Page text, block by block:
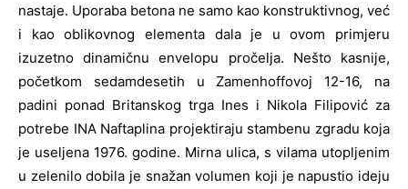
nastaje. Uporaba betona ne samo kao konstruktivnog, već
i kao oblikovnog elementa dala je u ovom primjeru
izuzetno dinamičnu envelopu pročelja. Nešto kasnije,
početkom sedamdesetih u Zamenhoffovoj 12-16, na
padini ponad Britanskog trga Ines i Nikola Filipović za
potrebe INA Naftaplina projektiraju stambenu zgradu koja
je useljena 1976. godine. Mirna ulica, s vilama utopljenim
u zelenilo dobila je snažan volumen koji je napustio ideju